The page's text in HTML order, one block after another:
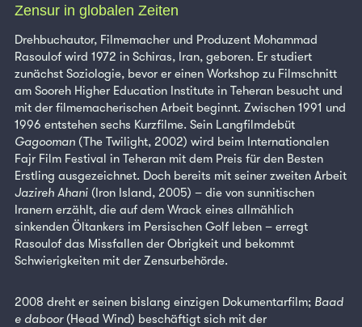
Zensur in globalen Zeiten
Drehbuchautor, Filmemacher und Produzent Mohammad
Rasoulof wird 1972 in Schiras, Iran, geboren. Er studiert
zunächst Soziologie, bevor er einen Workshop zu Filmschnitt
am Sooreh Higher Education Institute in Teheran besucht und
mit der filmemacherischen Arbeit beginnt. Zwischen 1991 und
1996 entstehen sechs Kurzfilme. Sein Langfilmdebüt
Gagooman (The Twilight, 2002) wird beim Internationalen
Fajr Film Festival in Teheran mit dem Preis für den Besten
Erstling ausgezeichnet. Doch bereits mit seiner zweiten Arbeit
Jazireh Ahani (Iron Island, 2005) – die von sunnitischen
Iranern erzählt, die auf dem Wrack eines allmählich
sinkenden Öltankers im Persischen Golf leben – erregt
Rasoulof das Missfallen der Obrigkeit und bekommt
Schwierigkeiten mit der Zensurbehörde.
2008 dreht er seinen bislang einzigen Dokumentarfilm; Baad
e daboor(Head Wind) beschäftigt sich mit der